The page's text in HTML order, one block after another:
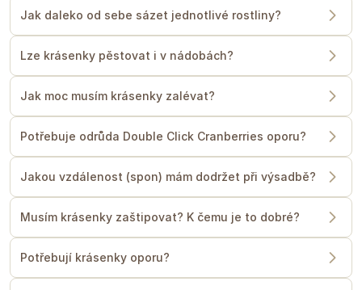
Jak daleko od sebe sázet jednotlivé rostliny?
Lze krásenky pěstovat i v nádobách?
Jak moc musím krásenky zalévat?
Potřebuje odrůda Double Click Cranberries oporu?
Jakou vzdálenost (spon) mám dodržet při výsadbě?
Musím krásenky zaštipovat? K čemu je to dobré?
Potřebují krásenky oporu?